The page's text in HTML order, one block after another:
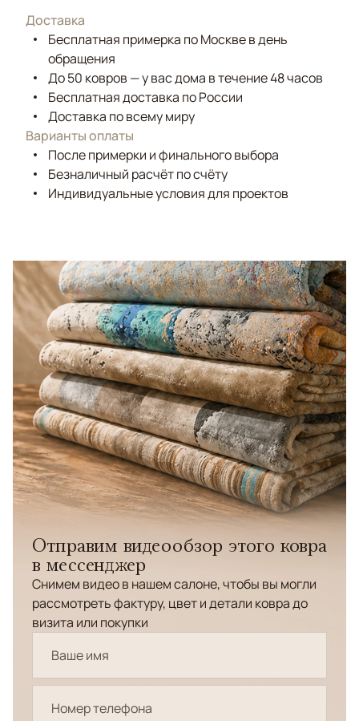
Доставка
Бесплатная примерка по Москве в день
обращения
До 50 ковров — у вас дома в течение 48 часов
Бесплатная доставка по России
Доставка по всему миру
Варианты оплаты
После примерки и финального выбора
Безналичный расчёт по счёту
Индивидуальные условия для проектов
Отправим видеообзор этого ковра
в мессенджер
Снимем видео в нашем салоне, чтобы вы могли
рассмотреть фактуру, цвет и детали ковра до
визита или покупки